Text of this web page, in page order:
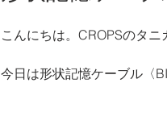
こんにちは。CROPSのタニ
今日は形状記憶ケーブル〈